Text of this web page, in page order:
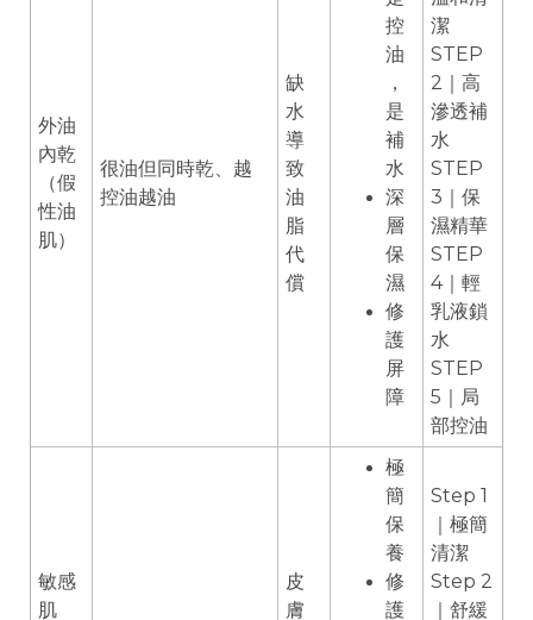
外油
內乾
（假
性油
肌）
很油但同時乾、越
控油越油
缺
水
導
致
油
脂
代
償
控
油
，
是
補
水
深
層
保
濕
修
護
屏
障
潔
STEP
2｜高
滲透補
水
STEP
3｜保
濕精華
STEP
4｜輕
乳液鎖
水
STEP
5｜局
部控油
敏感
肌
皮
膚
極
簡
保
養
修
護
Step 1
｜極簡
清潔
Step 2
｜舒緩